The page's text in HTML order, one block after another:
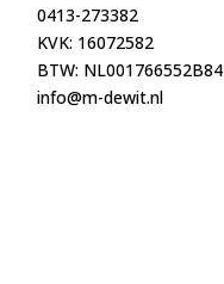
0413-273382
KVK: 16072582
BTW: NL001766552B84
info@m-dewit.nl